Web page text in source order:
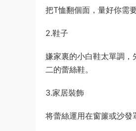
把T恤翻個面，量好你需
2.鞋子
嫌家裏的小白鞋太單調
二的蕾絲鞋。
3.家居裝飾
将蕾絲運用在窗簾或沙發